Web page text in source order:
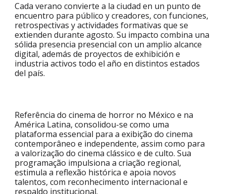
Cada verano convierte a la ciudad en un punto de
encuentro para público y creadores, con funciones,
retrospectivas y actividades formativas que se
extienden durante agosto. Su impacto combina una
sólida presencia presencial con un amplio alcance
digital, además de proyectos de exhibición e
industria activos todo el año en distintos estados
del país.
Referência do cinema de horror no México e na
América Latina, consolidou-se como uma
plataforma essencial para a exibição do cinema
contemporâneo e independente, assim como para
a valorização do cinema clássico e de culto. Sua
programação impulsiona a criação regional,
estimula a reflexão histórica e apoia novos
talentos, com reconhecimento internacional e
respaldo institucional.